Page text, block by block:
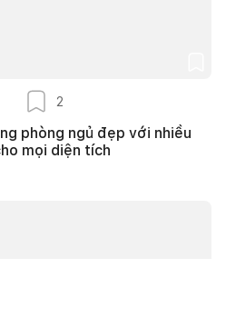
2
phòng ngủ đẹp với nhiều
mọi diện tích
Kết nối thiết kế, thi công